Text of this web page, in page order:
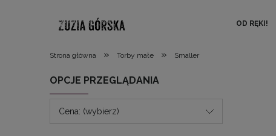
OD RĘKI!
Strona główna » Torby małe » Smaller
OPCJE PRZEGLĄDANIA
Cena: (wybierz)